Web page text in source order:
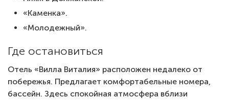
«Каменка».
«Молодежный».
Где остановиться
Отель «Вилла Виталия» расположен недалеко от
побережья. Предлагает комфортабельные номера,
бассейн. Здесь спокойная атмосфера вблизи